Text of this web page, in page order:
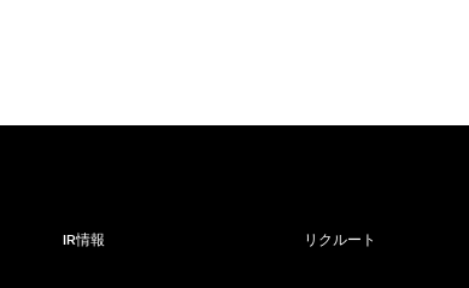
IR情報 リクルート